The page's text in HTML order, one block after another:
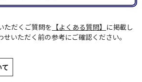
ただくご質問を 【よくある質問】 に掲載し
いただく前の参考にご確認ください。